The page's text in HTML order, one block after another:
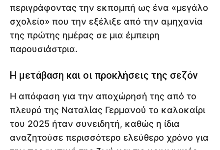
περιγράφοντας την εκπομπή ως ένα «μεγάλο
σχολείο» που την εξέλιξε από την αμηχανία
της πρώτης ημέρας σε μια έμπειρη
παρουσιάστρια.
Η μετάβαση και οι προκλήσεις της σεζόν
Η απόφαση για την αποχώρησή της από το
πλευρό της Ναταλίας Γερμανού το καλοκαίρι
του 2025 ήταν συνειδητή, καθώς η ίδια
αναζητούσε περισσότερο ελεύθερο χρόνο για